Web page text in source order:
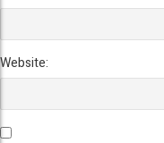
Website: